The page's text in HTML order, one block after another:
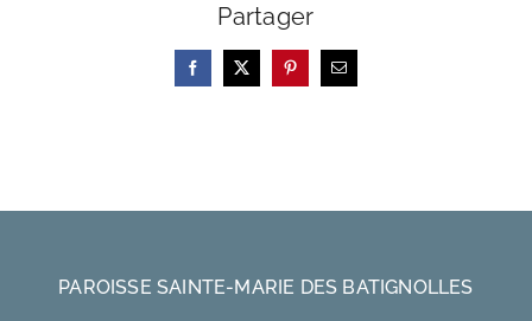
Partager
Facebook
X PinterestEmail
PAROISSE SAINTE-MARIE DES BATIGNOLLES